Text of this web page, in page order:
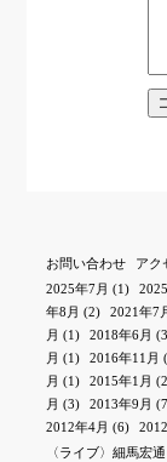
お問い合わせ アク
2025年7月 (1)
年8月 (2) 2021年7
月 (1) 2018年6月
月 (1) 2016年11月
月 (1) 2015年1月
月 (3) 2013年9月
2012年4月 (6)
〈ライブ〉細馬宏